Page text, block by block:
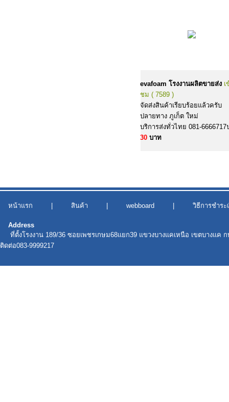
evafoam โรงงานผลิตขายส่ง เ
ชม ( 7589 )
จัดส่งสินค้าเรียบร้อยแล้วครับ
ปลายทาง ภูเก็ต ใหม่
บริการส่งทั่วไทย 081-6666717
30บาท
หน้าแรก สินค้า webboard วิธีการชำระ
Address
ที่ตั้งโรงงาน 189/36 ซอยเพชรเกษม68แยก39 แขวงบางแคเหนือ เขตบางแค ก
ติดต่อ083-9999217